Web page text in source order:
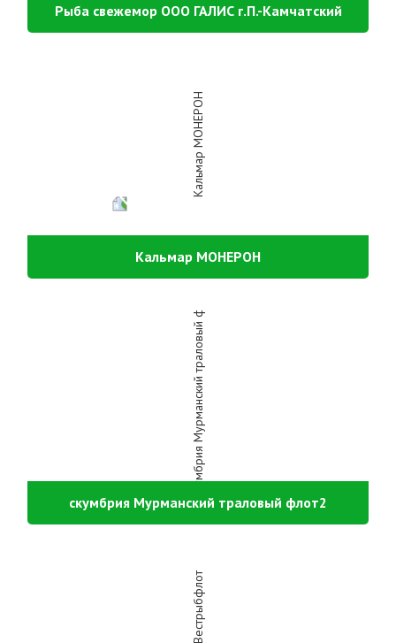
Рыба свежемор ООО ГАЛИС г.П.-Камчатский
Кальмар МОНЕРОН
скумбрия Мурманский траловый флот2